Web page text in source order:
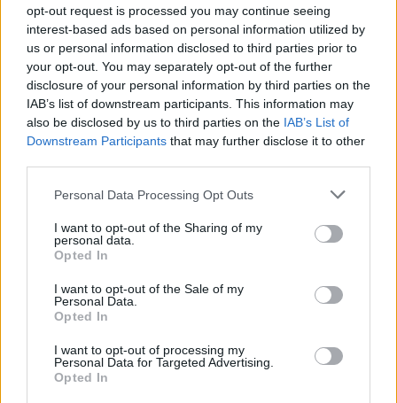
opt-out request is processed you may continue seeing
interest-based ads based on personal information utilized by
us or personal information disclosed to third parties prior to
your opt-out. You may separately opt-out of the further
disclosure of your personal information by third parties on the
IAB’s list of downstream participants. This information may
also be disclosed by us to third parties on the IAB’s List of
Downstream Participants that may further disclose it to other
Please note that this website/app uses one or more Google
not limited to your visit or usage behaviour. You may click to
grant or deny consent to Google and its third-party tags to
use your data for below specified purposes in below Google
consent section.
Personal Data Processing Opt Outs
I want to opt-out of the Sharing of my
personal data.
Opted In
I want to opt-out of the Sale of my
Personal Data.
Opted In
I want to opt-out of processing my
Personal Data for Targeted Advertising.
Opted In
Möchten Sie auf dem Laufenden bleiben?
Folgen Sie uns auf
Google
News
ZUGEHÖRIG
Themen Die vorteile von rugby Gebäudedisziplin
Kontaktsport Körperliche betätigung
Körperliche-entwicklung Mannschaftssport
Motorische koordination
Selbstvertrauen Teamarbeit Teamspiel
polskim